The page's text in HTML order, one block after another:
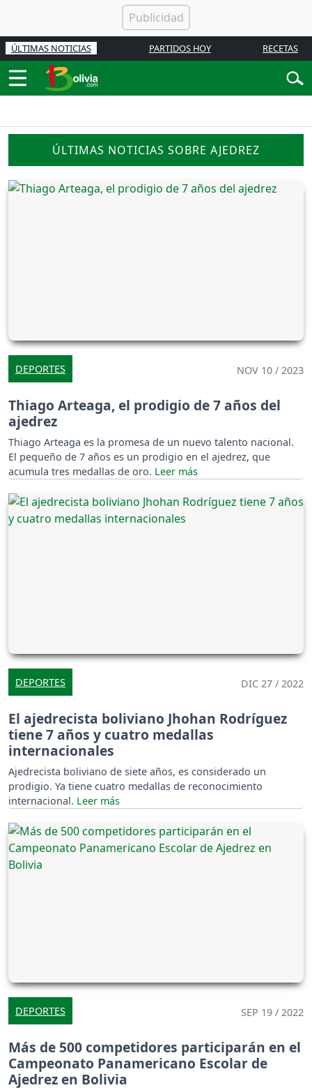
ÚLTIMAS NOTICIAS PARTIDOS HOY RECETAS
ÚLTIMAS NOTICIAS SOBRE AJEDREZ
DEPORTES NOV 10 / 2023
Thiago Arteaga, el prodigio de 7 años del
ajedrez
Thiago Arteaga es la promesa de un nuevo talento nacional.
El pequeño de 7 años es un prodigio en el ajedrez, que
acumula tres medallas de oro.
DEPORTES DIC 27 / 2022
El ajedrecista boliviano Jhohan Rodríguez
tiene 7 años y cuatro medallas
internacionales
Ajedrecista boliviano de siete años, es considerado un
prodigio. Ya tiene cuatro medallas de reconocimiento
internacional.
DEPORTES SEP 19 / 2022
Más de 500 competidores participarán en el
Campeonato Panamericano Escolar de
Ajedrez en Bolivia